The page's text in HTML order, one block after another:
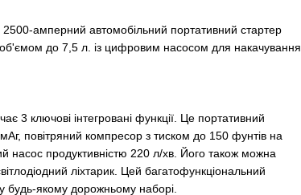
2500-амперний автомобільний портативний стартер
об'ємом до 7,5 л. із цифровим насосом для накачування
3 ключові інтегровані функції. Це портативний
повітряний компресор з тиском до 150 фунтів на
насос продуктивністю 220 л/хв. Його також можна
ліхтарик. Цей багатофункціональний
будь-якому дорожньому наборі.